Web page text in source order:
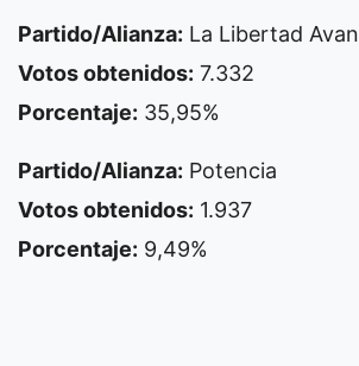
Partido/Alianza: La Libertad
Votos obtenidos: 7.332
Porcentaje: 35,95%
Partido/Alianza: Potencia
Votos obtenidos: 1.937
Porcentaje: 9,49%